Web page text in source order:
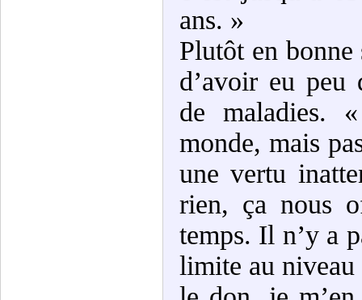
ans. »
Plutôt en bonne
d’avoir eu peu
de maladies.
monde, mais
une vertu
rien, ça nous
temps. Il n’y a
limite au niveau